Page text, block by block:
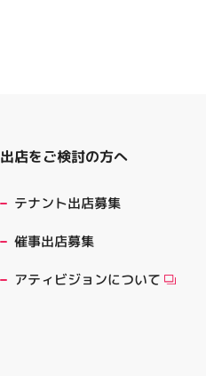
出店をご検討の方へ
テナント出店募集
催事出店募集
アティビジョンについて